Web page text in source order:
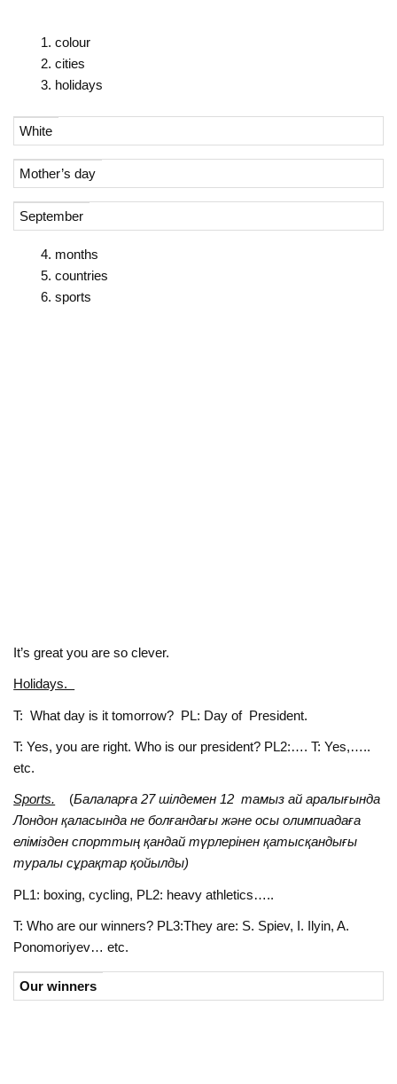
colour
cities
holidays
White
Mother’s day
September
months
countries
sports
It’s great you are so clever.
Holidays.
T: What day is it tomorrow? PL: Day of President.
T: Yes, you are right. Who is our president? PL2:…. T: Yes,…..
etc.
Sports. (Балалаpға 27 шілдемен 12 тамыз ай аралығында
Лондон қаласында не болғандағы және осы олимпиадаға
елімізден спорттың қандай түрлерінен қатысқандығы
туралы сұрақтар қойылды)
PL1: boxing, cycling, PL2: heavy athletics…..
T: Who are our winners? PL3:They are: S. Spiev, I. Ilyin, A.
Ponomoriyev… etc.
Our winners